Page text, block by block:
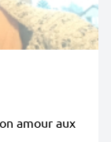
amour aux